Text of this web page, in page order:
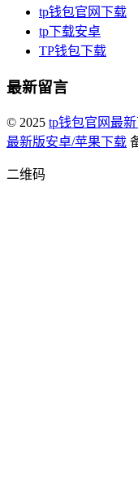
tp钱包官网下载
tp下载安卓
TP钱包下载
最新留言
© 2025 tp钱包官网最新
最新版安卓/苹果下载
二维码